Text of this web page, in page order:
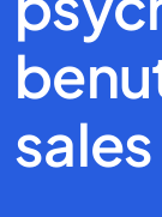
sales